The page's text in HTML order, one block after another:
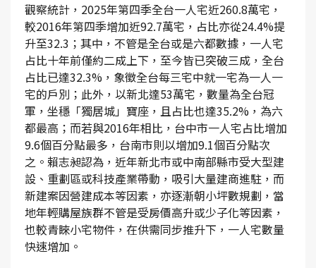
觀察統計，2025年第四季全台一人宅近260.8萬宅，
較2016年第四季增加近92.7萬宅，占比亦從24.4%提
升至32.3；其中，不管是全台或是六都數據，一人宅
占比十年前僅約二成上下，至今皆已突破三成，全台
占比已達32.3%，象徵全台每三宅中就一宅為一人一
宅的戶別；此外，以新北達53萬宅，數量為全台冠
軍，坐穩「獨居城」寶座，且占比也達35.2%，為六
都最高；而若與2016年相比，台中市一人宅占比增加
9.6個百分點最多，台南市則以增加9.1個百分點次
之。賴志昶認為，近年新北市或中南部縣市受大型建
設、重劃區或科技產業帶動，吸引大量建商進駐，而
新建案因營建成本等因素，亦逐漸朝小坪數規劃，當
地年輕購屋族群不管是受房價高升或少子化等因素，
也較青睞小宅物件，在供需同步推升下，一人宅數量
快速增加。